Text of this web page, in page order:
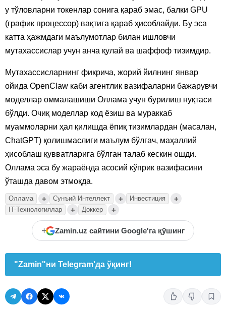
у тўловларни токенлар сонига қараб эмас, балки GPU
(график процессор) вақтига қараб ҳисоблайди. Бу эса
катта ҳажмдаги маълумотлар билан ишловчи
мутахассислар учун анча қулай ва шаффоф тизимдир.
Мутахассисларнинг фикрича, жорий йилнинг январ
ойида OpenClaw каби агентлик вазифаларни бажарувчи
моделлар оммалашиши Оллама учун бурилиш нуқтаси
бўлди. Очиқ моделлар код ёзиш ва мураккаб
муаммоларни ҳал қилишда ёпиқ тизимлардан (масалан,
ChatGPT) қолишмаслиги маълум бўлгач, маҳаллий
ҳисоблаш қувватларига бўлган талаб кескин ошди.
Оллама эса бу жараёнда асосий кўприк вазифасини
ўташда давом этмоқда.
Оллама + Сунъий Интеллект + Инвестиция +
IT-Технологиялар + Доккер +
+ Zamin.uz сайтини Google'га қўшинг
"Zamin"ни Telegram'да ўқинг!